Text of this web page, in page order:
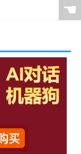
☚